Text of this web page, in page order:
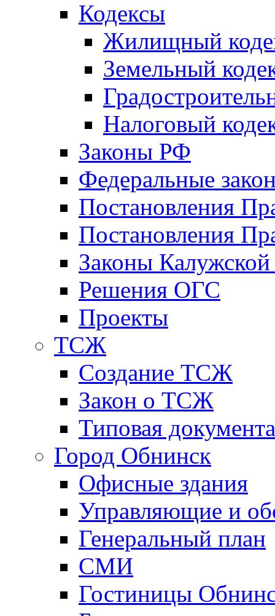
Кодексы
Жилищный
Земельный
Налоговый
Законы РФ
Федеральные
Постановления
Постановления
Законы Калужской
Решения ОГС
Проекты
ТСЖ
Создание ТСЖ
Закон о ТСЖ
Типовая
Город Обнинск
Офисные здания
Управляющие и
Генеральный план
СМИ
Гостиницы